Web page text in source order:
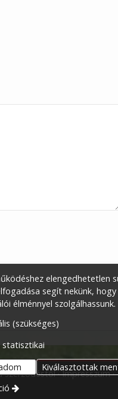
szerződéstől Impresszum
elengedhetetlen
segít nekünk,
élménnyel szolgálhassunk.
(szükséges)
statisztikai
Kiválasztottak